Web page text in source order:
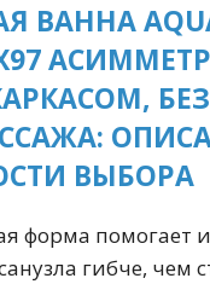
ВАННА
БЕЗ
ВЫБОРА
форма помогает
гибче, чем